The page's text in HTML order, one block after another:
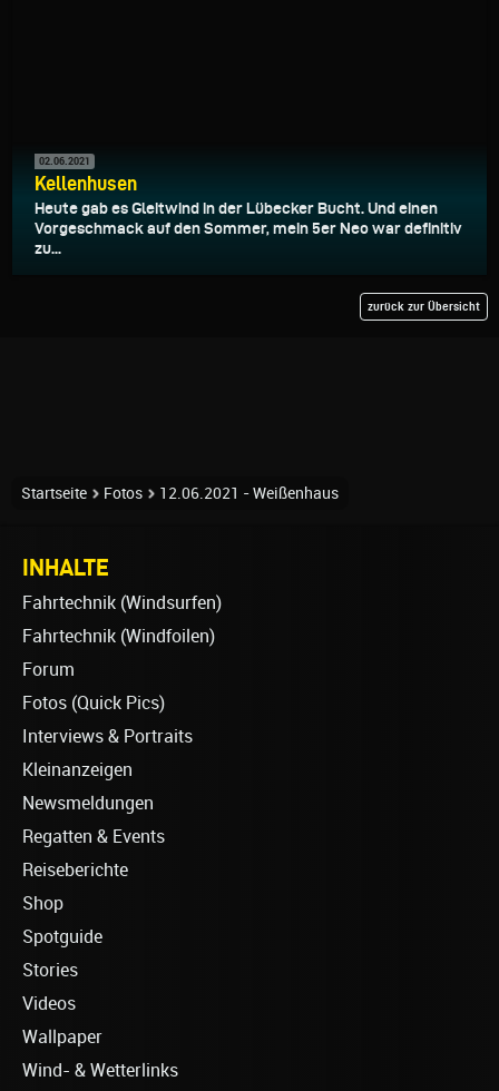
02.06.2021
Kellenhusen
Heute gab es Gleitwind in der Lübecker Bucht. Und einen
Vorgeschmack auf den Sommer, mein 5er Neo war definitiv
zu...
zurück zur Übersicht
Startseite Fotos 12.06.2021 - Weißenhaus
INHALTE
Fahrtechnik (Windsurfen)
Fahrtechnik (Windfoilen)
Forum
Fotos (Quick Pics)
Interviews & Portraits
Kleinanzeigen
Newsmeldungen
Regatten & Events
Reiseberichte
Shop
Spotguide
Stories
Videos
Wallpaper
Wind- & Wetterlinks